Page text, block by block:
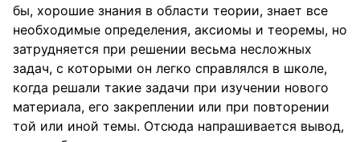
бы, хорошие знания в области теории, знает все
необходимые определения, аксиомы и теоремы, но
затрудняется при решении весьма несложных
задач, с которыми он легко справлялся в школе,
когда решали такие задачи при изучении нового
материала, его закреплении или при повторении
той или иной темы. Отсюда напрашивается вывод,